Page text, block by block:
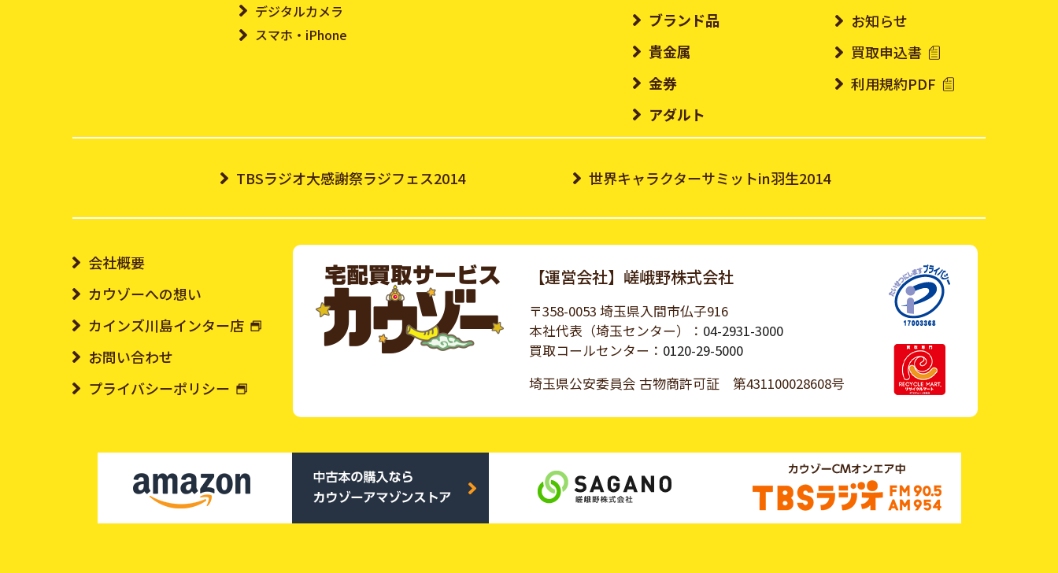
デジタルカメラ
スマホ・iPhone
ブランド品
貴金属
金券
アダルト
お知らせ
買取申込書
利用規約PDF
TBSラジオ大感謝祭ラジフェス2014 世界キャラクターサミットin羽生2014
会社概要
カウゾーへの想い
カインズ川島インター店
お問い合わせ
プライバシーポリシー
【運営会社】嵯峨野株式会社
〒358-0053 埼玉県入間市仏子916
本社代表（埼玉センター）： 04-2931-3000
買取コールセンター： 0120-29-5000
埼玉県公安委員会 古物商許可証 第431100028608号